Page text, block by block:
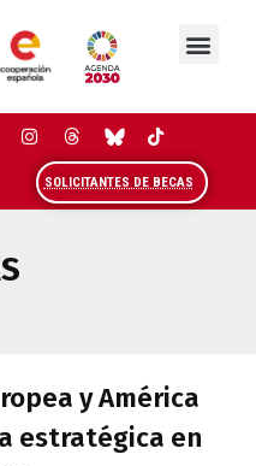
SOLICITANTES DE BECAS
y América
estratégica en